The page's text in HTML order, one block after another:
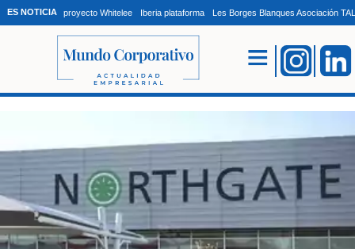
ES NOTICIA proyecto Whitelee Iberia plataforma Les Borges Blanques Asociación